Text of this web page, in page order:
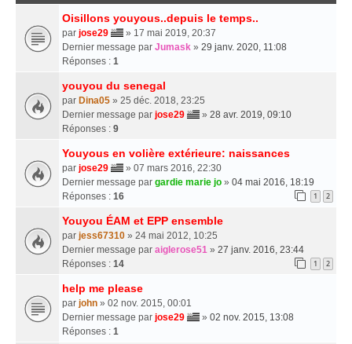
Oisillons youyous..depuis le temps..
par jose29
» 17 mai 2019, 20:37
Dernier message par Jumask » 29 janv. 2020, 11:08
Réponses : 1
youyou du senegal
par Dina05 » 25 déc. 2018, 23:25
Dernier message par jose29 » 28 avr. 2019, 09:10
Réponses : 9
Youyous en volière extérieure: naissances
par jose29
» 07 mars 2016, 22:30
Dernier message par gardie marie jo » 04 mai 2016, 18:19
Réponses : 16 1 2
Youyou ÉAM et EPP ensemble
par jess67310 » 24 mai 2012, 10:25
Dernier message par aiglerose51 » 27 janv. 2016, 23:44
Réponses : 14 1 2
help me please
par john » 02 nov. 2015, 00:01
Dernier message par jose29 » 02 nov. 2015, 13:08
Réponses : 1